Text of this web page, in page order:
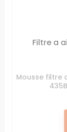
Filtre a
Mousse filtre